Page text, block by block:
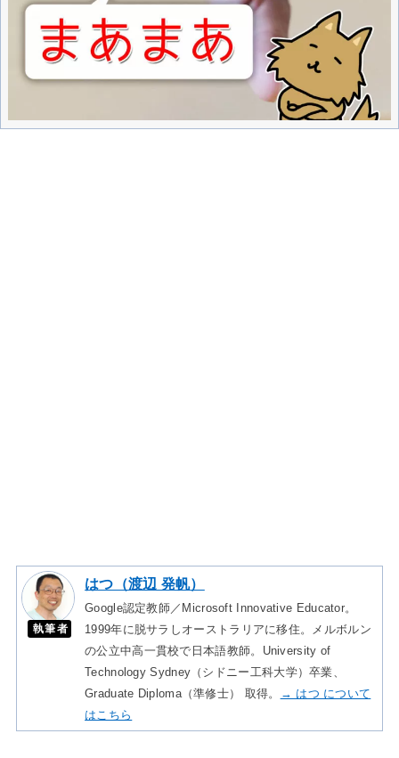
執筆者
はつ（渡辺 発帆）
Google認定教師／Microsoft Innovative Educator。
1999年に脱サラしオーストラリアに移住。メルボルン
の公立中高一貫校で日本語教師。University of
Technology Sydney（シドニー工科大学）卒業、
Graduate Diploma（準修士） 取得。
→ はつ について
はこちら